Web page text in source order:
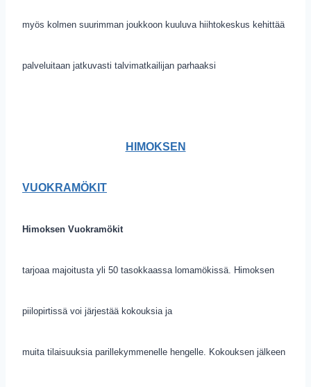
myös kolmen suurimman joukkoon kuuluva hiihtokeskus kehittää
palveluitaan jatkuvasti talvimatkailijan parhaaksi
HIMOKSEN
VUOKRAMÖKIT
Himoksen Vuokramökit
tarjoaa majoitusta yli 50 tasokkaassa lomamökissä. Himoksen
piilopirtissä voi järjestää kokouksia ja
muita tilaisuuksia parillekymmenelle hengelle. Kokouksen jälkeen